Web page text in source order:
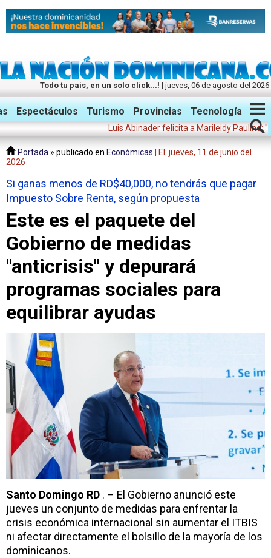
Todo tu país, en un solo click...! | jueves, 06 de agosto del 2026
Twitter Facebook Instagram
Espectáculos Turismo Provincias Tecnología
Luis Abinader felicita a Marileidy Paulino: "Tu
Portada » publicado en Económicas
| El: jueves, 11 de junio del
2026
Si ganas menos de RD$40,000, no tendrás que pagar
Impuesto Sobre Renta, según propuesta
Este es el paquete del
Gobierno de medidas
"anticrisis" y depurará
programas sociales para
equilibrar ayudas
Santo Domingo RD . – El Gobierno anunció este
jueves un conjunto de medidas para enfrentar la
crisis económica internacional sin aumentar el ITBIS
ni afectar directamente el bolsillo de la mayoría de los
dominicanos.